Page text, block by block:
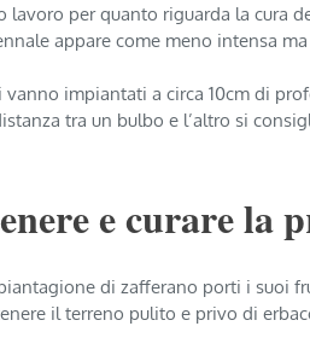
lavoro per quanto riguarda la cura
appare come meno intensa
impiantati a circa 10cm di
tra un bulbo e l’altro si
e curare la
di zafferano porti i suoi
il terreno pulito e privo di